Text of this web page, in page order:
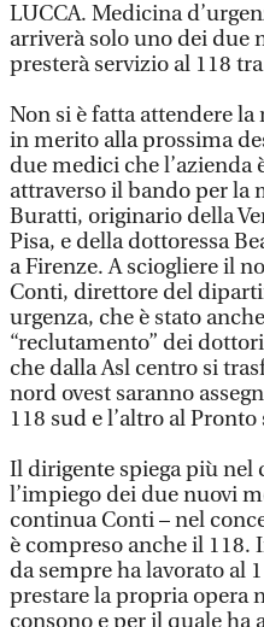
LUCCA. Medicina
arriverà solo uno dei due
presterà servizio al 118
Non si è fatta attendere la
in merito alla prossima
due medici che l’azienda
attraverso il bando per la
Buratti, originario della
Pisa, e della dottoressa
a Firenze. A sciogliere il
Conti, direttore del
urgenza, che è stato
“reclutamento” dei
che dalla Asl centro si
nord ovest saranno
118 sud e l’altro al Pronto
Il dirigente spiega più nel
l’impiego dei due nuovi
continua Conti – nel
è compreso anche il
da sempre ha lavorato al
prestare la propria opera
consono e per il quale ha